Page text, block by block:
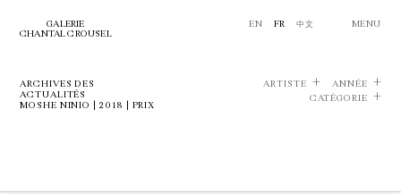
GALERIE
CHANTAL CROUSEL
EN FR 中文 MENU
ARCHIVES DES
ACTUALITÉS
MOSHE NINIO | 2018 | PRIX
ARTISTE
ANNÉE
CATÉGORIE